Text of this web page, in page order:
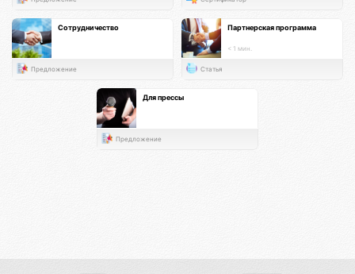
Сотрудничество
Предложение
Партнерская программа
< 1 мин.
Статья
Для прессы
Предложение